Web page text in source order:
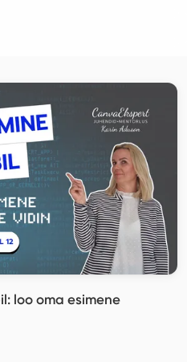
loo oma esimene